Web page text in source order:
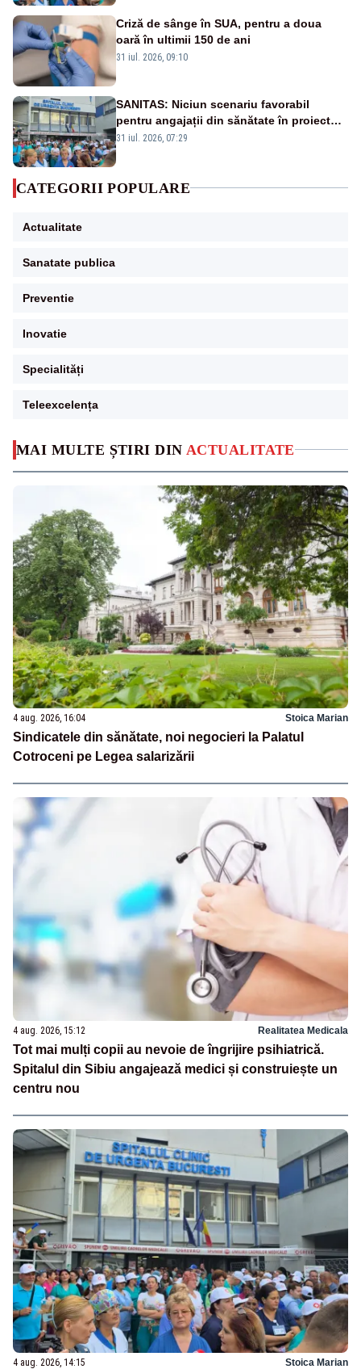
MAI MULTE ȘTIRI DIN ACTUALITATE
4 aug. 2026, 16:04 Stoica Marian
Sindicatele din sănătate, noi negocieri la Palatul
Cotroceni pe Legea salarizării
4 aug. 2026, 15:12 Realitatea Medicala
Tot mai mulți copii au nevoie de îngrijire psihiatrică.
Spitalul din Sibiu angajează medici și construiește un
centru nou
4 aug. 2026, 14:15 Stoica Marian
Criză de sânge în SUA, pentru a doua
oară în ultimii 150 de ani
31 iul. 2026, 09:10
SANITAS: Niciun scenariu favorabil
pentru angajații din sănătate în proiectul
Legii salarizării
31 iul. 2026, 07:29
CATEGORII POPULARE
Actualitate
Sanatate publica
Preventie
Inovatie
Specialități
Teleexcelența